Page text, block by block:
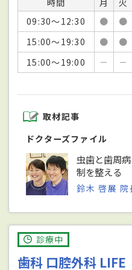
時間 月 火
09:30～12:30
● ●
15:00～19:30
● ●
15:00～19:00
－ －
取材記事
ドクターズファイル
虫歯と歯周
制を整える
鈴木 啓展 院
診療中
歯科 口腔外科 LIFE